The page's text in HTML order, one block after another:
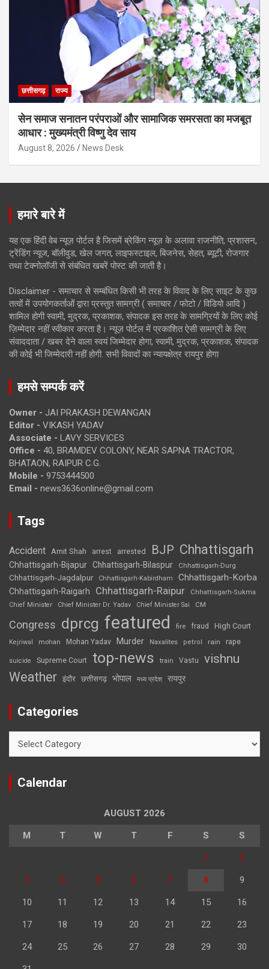
छत्तीसगढ़ राज्य
सेन समाज सनातन परंपराओं और सामाजिक समरसता का मजबूत
आधार : मुख्यमंत्री विष्णु देव साय
August 8, 2026 News Desk
हमारे बारे में
यह एक हिंदी वेब न्यूज़ पोर्टल है जिसमें ब्रेकिंग न्यूज़ के अलावा राजनीति, प्रशासन,
ट्रेंडिंग न्यूज, बॉलीवुड, खेल जगत, लाइफस्टाइल, बिजनेस, सेहत, ब्यूटी, रोजगार
तथा टेक्नोलॉजी से संबंधित खबरें पोस्ट की जाती है।
Disclaimer - समाचार से सम्बंधित किसी भी तरह के विवाद के लिए साइट के कुछ
तत्वों में उपयोगकर्ताओं द्वारा प्रस्तुत सामग्री ( समाचार / फोटो / विडियो आदि )
शामिल होगी स्वामी, मुद्रक, प्रकाशक, संपादक इस तरह के सामग्रियों के लिए कोई
ज़िम्मेदार नहीं स्वीकार करता है। न्यूज़ पोर्टल में प्रकाशित ऐसी सामग्री के लिए
संवाददाता / खबर देने वाला स्वयं जिम्मेदार होगा, स्वामी, मुद्रक, प्रकाशक, संपादक
की कोई भी जिम्मेदारी नहीं होगी. सभी विवादों का न्यायक्षेत्र रायपुर होगा
हमसे सम्पर्क करें
Owner - JAI PRAKASH DEWANGAN
Editor - VIKASH YADAV
Associate - LAVY SERVICES
Office - 40, BRAMDEV COLONY, NEAR SAPNA TRACTOR,
BHATAON, RAIPUR C.G.
Mobile - 9753444500
Email - news3636online@gmail.com
Tags
Accident Amit Shah arrest arrested BJP Chhattisgarh
Chhattisgarh-Bijapur Chhattisgarh-Bilaspur Chhattisgarh-Durg
Chhattisgarh-Jagdalpur Chhattisgarh-Kabirdham Chhattisgarh-Korba
Chhattisgarh-Raigarh Chhattisgarh-Raipur
Chhattisgarh-Sukma
Chief Minister
Chief Minister Dr. Yadav Chief Minister Sai CM
Congress dprcg featured fire fraud High Court
Kejriwal mohan Mohan Yadav Murder Naxalites petrol rain rape
suicide Supreme Court top-news train Vastu vishnu
Weather इंदौर छत्तीसगढ़ भोपाल मध्य प्रदेश रायपुर
Categories
Calendar
AUGUST 2026
M T W T F S S
1 2
3 4 5 6 7 8 9
10 11 12 13 14 15 16
17 18 19 20 21 22 23
24 25 26 27 28 29 30